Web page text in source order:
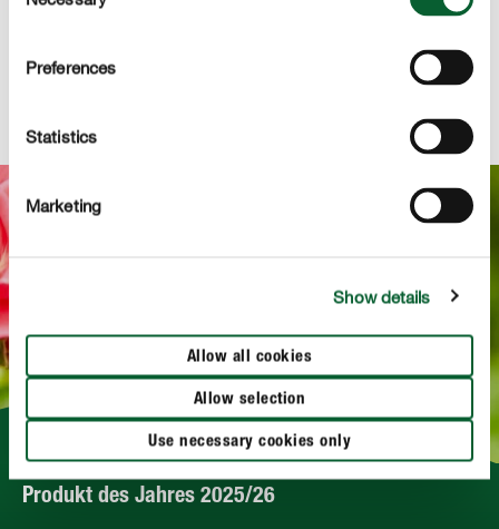
Preferences
Statistics
Marketing
Show details
Allow all cookies
Allow selection
Use necessary cookies only
Produkt des Jahres 2025/26